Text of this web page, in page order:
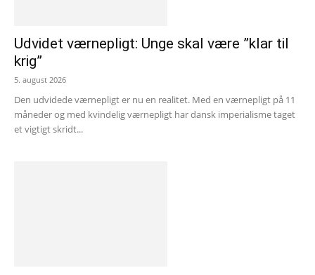
Udvidet værnepligt: Unge skal være ”klar til
krig”
5. august 2026
Den udvidede værnepligt er nu en realitet. Med en værnepligt på 11
måneder og med kvindelig værnepligt har dansk imperialisme taget
et vigtigt skridt...